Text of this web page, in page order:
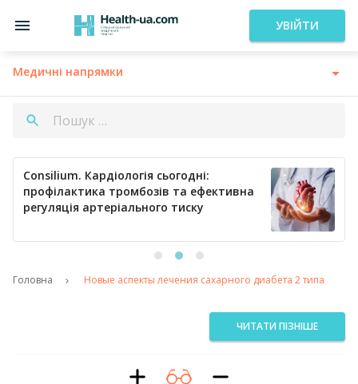
УВІЙТИ
Медичні напрямки
Consilium. Кардіологія сьогодні:
профілактика тромбозів та ефективна
регуляція артеріального тиску
Головна Новые аспекты лечения сахарного диабета 2 типа
ЧИТАТИ ПІЗНІШЕ